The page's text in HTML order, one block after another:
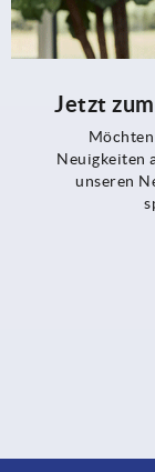
Jetzt
Neuigkeiten
unseren